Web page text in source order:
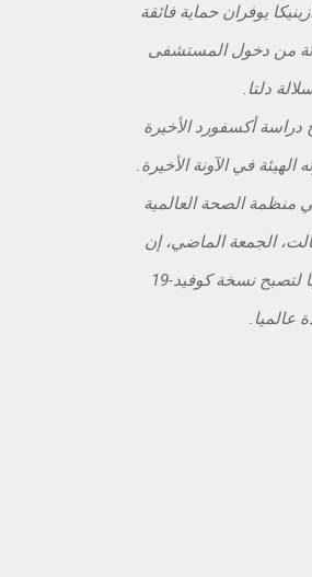
يوفران حماية فائقة
90 بالمائة من دخول المستشفى
دلتا.
دراسة أكسفورد الأخيرة
في الآونة الأخيرة.
منظمة الصحة العالمية
الجمعة الماضي، إن
سلالة دلتا في طريقها لتصبح نسخة كوفيد-19
عالميا.